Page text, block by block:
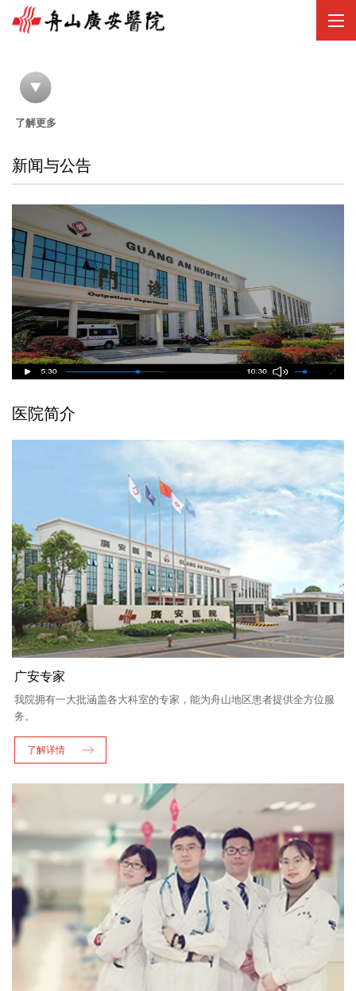
了解更多
新闻与公告
医院简介
广安专家
我院拥有一大批涵盖各大科室的专家，能为舟山地区患者提供全方位服
务。
了解详情